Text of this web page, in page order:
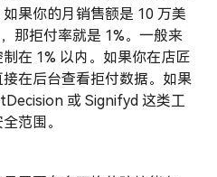
果你的月销售额是 10 万美
那拒付率就是 1%。一般来
在 1% 以内。如果你在店匠
在后台查看拒付数据。如果
或 Signifyd 这类工
范围。